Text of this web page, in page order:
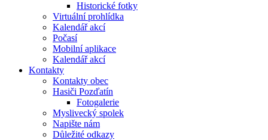
Historické fotky
Virtuální prohlídka
Kalendář akcí
Počasí
Mobilní aplikace
Kalendář akcí
Kontakty
Kontakty obec
Hasiči Pozďatín
Fotogalerie
Myslivecký spolek
Napište nám
Důležité odkazy